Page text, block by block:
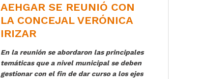
AEHGAR SE REUNIÓ CON
LA CONCEJAL VERÓNICA
IRIZAR
En la reunión se abordaron las principales
temáticas que a nivel municipal se deben
gestionar con el fin de dar curso a los ejes